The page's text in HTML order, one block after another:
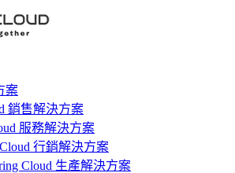
案
銷售解決方案
服務解決方案
行銷解決方案
Cloud 生產解決方案